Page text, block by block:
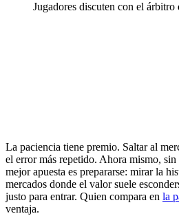
Jugadores discuten con el
La paciencia tiene premio. Saltar al
el error más repetido. Ahora mismo, sin
mejor apuesta es prepararse: mirar la
mercados donde el valor suele
justo para entrar. Quien compara en la
ventaja.